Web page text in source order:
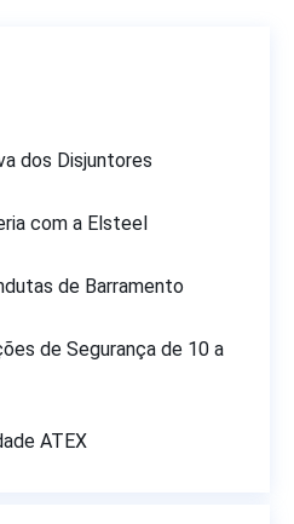
dos Disjuntores
com a Elsteel
de Barramento
de Segurança de 10 a
ATEX